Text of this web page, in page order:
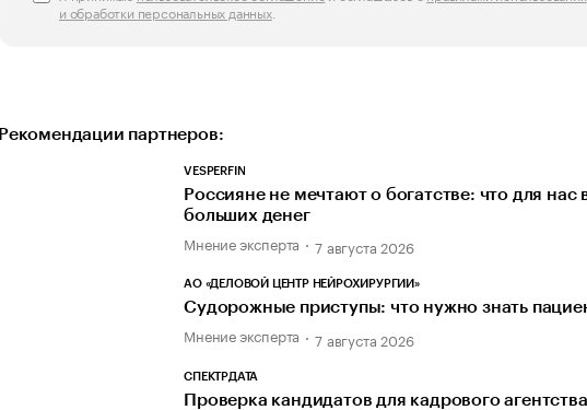
и обработки персональных данных.
Рекомендации партнеров:
VESPERFIN
Россияне не мечтают о богатстве: что для нас
больших денег
Мнение эксперта 7 августа 2026
АО «ДЕЛОВОЙ ЦЕНТР НЕЙРОХИРУРГИИ»
Судорожные приступы: что нужно знать
Мнение эксперта 7 августа 2026
СПЕКТРДАТА
Проверка кандидатов для кадрового